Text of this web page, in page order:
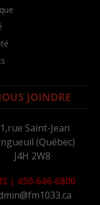
JOINDRE
Saint-Jean
(Québec)
J4H 2W8
| 450-646-6800